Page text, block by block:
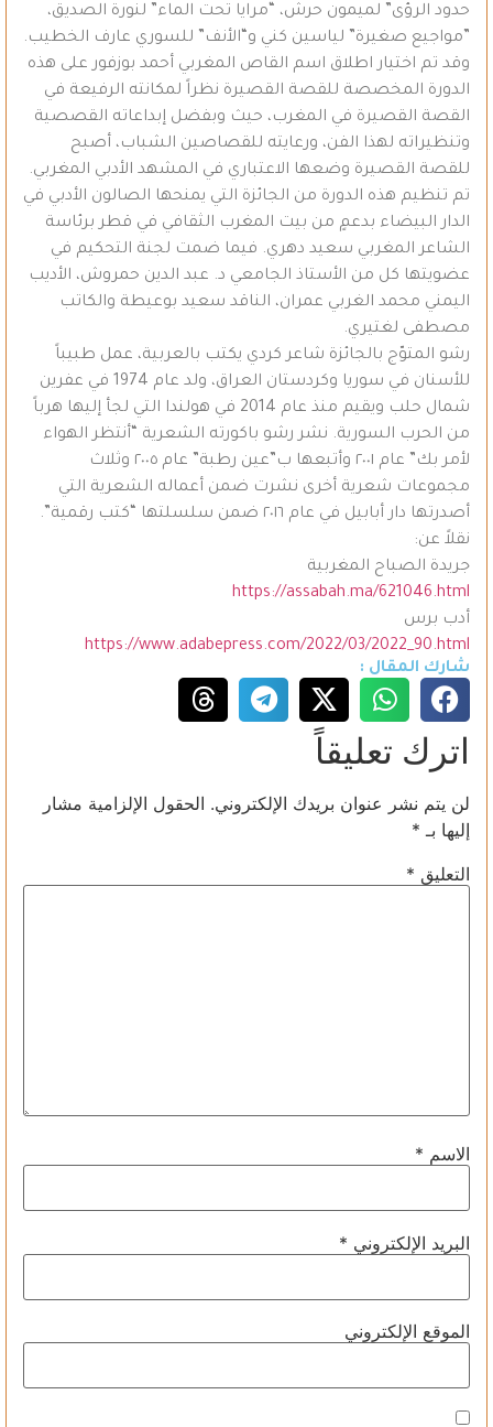
حدود الرؤى” لميمون حرش، “مرايا تحت الماء” لنورة الصديق،
”مواجيع صغيرة” لياسين كني و“الأنف” للسوري عارف الخطيب.
وقد تم اختيار اطلاق اسم القاص المغربي أحمد بوزفور على هذه
الدورة المخصصة للقصة القصيرة نظراً لمكانته الرفيعة في
القصة القصيرة في المغرب، حيث وبفضل إبداعاته القصصية
وتنظيراته لهذا الفن، ورعايته للقصاصين الشباب، أصبح
للقصة القصيرة وضعها الاعتباري في المشهد الأدبي المغربي.
تم تنظيم هذه الدورة من الجائزة التي يمنحها الصالون الأدبي في
الدار البيضاء بدعمٍ من بيت المغرب الثقافي في قطر برئاسة
الشاعر المغربي سعيد دهري. فيما ضمت لجنة التحكيم في
عضويتها كل من الأستاذ الجامعي د. عبد الدين حمروش، الأديب
اليمني محمد الغربي عمران، الناقد سعيد بوعيطة والكاتب
مصطفى لغتيري.
رشو المتوّج بالجائزة شاعر كردي يكتب بالعربية، عمل طبيباً
للأسنان في سوريا وكردستان العراق، ولد عام 1974 في عفرين
شمال حلب ويقيم منذ عام 2014 في هولندا التي لجأ إليها هرباً
من الحرب السورية. نشر رشو باكورته الشعرية “أنتظر الهواء
لأمر بك” عام ٢٠٠١ وأتبعها ب”عين رطبة” عام ٢٠٠٥ وثلاث
مجموعات شعرية أخرى نشرت ضمن أعماله الشعرية التي
أصدرتها دار أبابيل في عام ٢٠١٦ ضمن سلسلتها “كتب رقمية”.
نقلاً عن:
جريدة الصباح المغربية
https://assabah.ma/621046.html
أدب برس
https://www.adabepress.com/2022/03/2022_90.html
شارك المقال :
اترك تعليقاً
لن يتم نشر عنوان بريدك الإلكتروني. الحقول الإلزامية مشار
إليها بـ *
التعليق *
الاسم *
البريد الإلكتروني *
الموقع الإلكتروني